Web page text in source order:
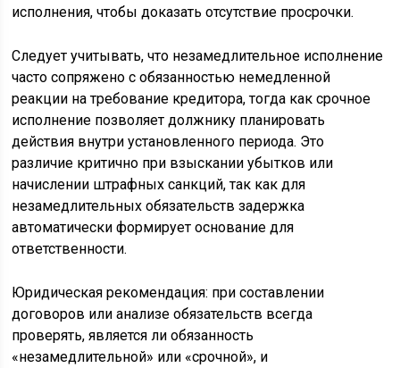
исполнения, чтобы доказать отсутствие просрочки.
Следует учитывать, что незамедлительное исполнение
часто сопряжено с обязанностью немедленной
реакции на требование кредитора, тогда как срочное
исполнение позволяет должнику планировать
действия внутри установленного периода. Это
различие критично при взыскании убытков или
начислении штрафных санкций, так как для
незамедлительных обязательств задержка
автоматически формирует основание для
ответственности.
Юридическая рекомендация: при составлении
договоров или анализе обязательств всегда
проверять, является ли обязанность
«незамедлительной» или «срочной», и